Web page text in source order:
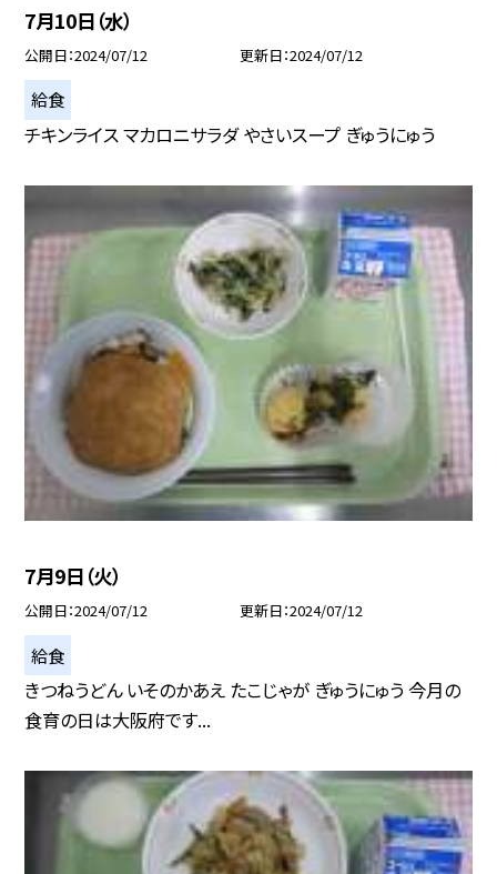
7月10日（水）
公開日 2024/07/12 更新日 2024/07/12
給食
チキンライス マカロニサラダ やさいスープ ぎゅうにゅう
7月9日（火）
公開日 2024/07/12 更新日 2024/07/12
給食
きつねうどん いそのかあえ たこじゃが ぎゅうにゅう 今月の
食育の日は大阪府です...